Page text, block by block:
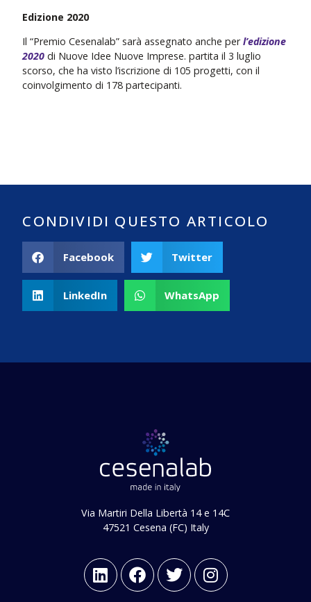
Edizione 2020
Il “Premio Cesenalab” sarà assegnato anche perl’edizione
2020 di Nuove Idee Nuove Imprese. partita il 3 luglio
scorso, che ha visto l’iscrizione di 105 progetti, con il
coinvolgimento di 178 partecipanti.
CONDIVIDI QUESTO ARTICOLO
Facebook Twitter
LinkedIn WhatsApp
Via Martiri Della Libertà 14 e 14C
47521 Cesena (FC) Italy